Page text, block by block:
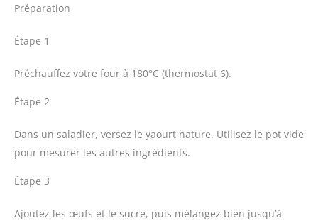
Préparation
Étape 1
Préchauffez votre four à 180°C (thermostat 6).
Étape 2
Dans un saladier, versez le yaourt nature. Utilisez le pot vide
pour mesurer les autres ingrédients.
Étape 3
Ajoutez les œufs et le sucre, puis mélangez bien jusqu’à